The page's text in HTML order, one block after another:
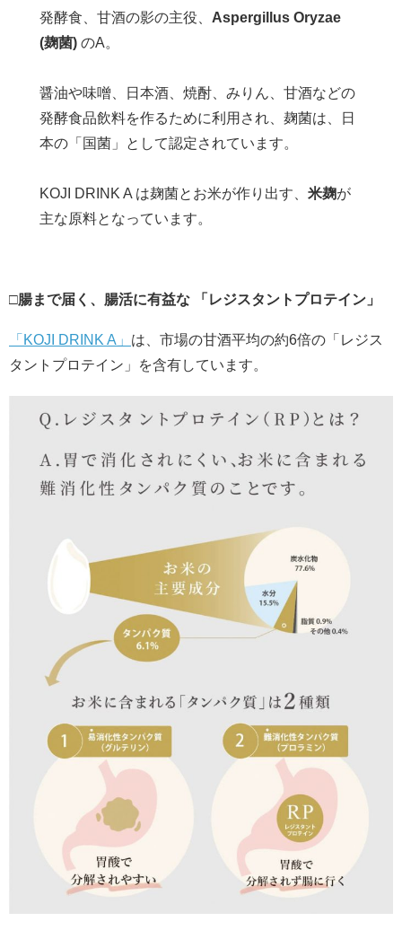
発酵食、甘酒の影の主役、 Aspergillus Oryzae
(麹菌) のA。
醤油や味噌、日本酒、焼酎、みりん、甘酒などの
発酵食品飲料を作るために利用され、麹菌は、日
本の「国菌」として認定されています。
KOJI DRINK A は麹菌とお米が作り出す、米麹が
主な原料となっています。
□腸まで届く、腸活に有益な 「 レジスタントプロテイン 」
「KOJI DRINK A」 は、市場の甘酒平均の約6倍の「レジス
タントプロテイン」を含有しています。